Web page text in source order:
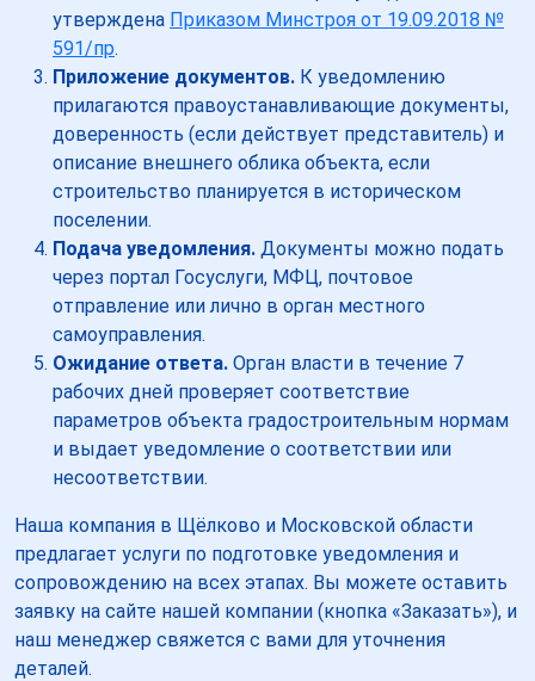
утверждена Приказом Минстроя от 19.09.2018 №
591/пр.
Приложение документов. К уведомлению
прилагаются правоустанавливающие документы,
доверенность (если действует представитель) и
описание внешнего облика объекта, если
строительство планируется в историческом
поселении.
Подача уведомления. Документы можно подать
через портал Госуслуги, МФЦ, почтовое
отправление или лично в орган местного
самоуправления.
Ожидание ответа. Орган власти в течение 7
рабочих дней проверяет соответствие
параметров объекта градостроительным нормам
и выдает уведомление о соответствии или
несоответствии.
Наша компания в Щёлково и Московской области
предлагает услуги по подготовке уведомления и
сопровождению на всех этапах. Вы можете оставить
заявку на сайте нашей компании (кнопка «Заказать»), и
наш менеджер свяжется с вами для уточнения
деталей.